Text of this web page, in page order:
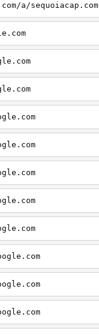
a/sequoiacap.com